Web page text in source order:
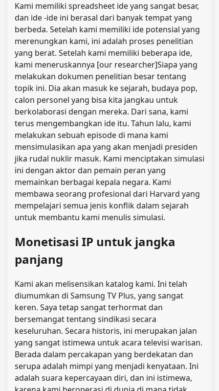
Kami memiliki spreadsheet ide yang sangat besar,
dan ide -ide ini berasal dari banyak tempat yang
berbeda. Setelah kami memiliki ide potensial yang
merenungkan kami, ini adalah proses penelitian
yang berat. Setelah kami memiliki beberapa ide,
kami meneruskannya [our researcher]Siapa yang
melakukan dokumen penelitian besar tentang
topik ini. Dia akan masuk ke sejarah, budaya pop,
calon personel yang bisa kita jangkau untuk
berkolaborasi dengan mereka. Dari sana, kami
terus mengembangkan ide itu. Tahun lalu, kami
melakukan sebuah episode di mana kami
mensimulasikan apa yang akan menjadi presiden
jika rudal nuklir masuk. Kami menciptakan simulasi
ini dengan aktor dan pemain peran yang
memainkan berbagai kepala negara. Kami
membawa seorang profesional dari Harvard yang
mempelajari semua jenis konflik dalam sejarah
untuk membantu kami menulis simulasi.
Monetisasi IP untuk jangka
panjang
Kami akan melisensikan katalog kami. Ini telah
diumumkan di Samsung TV Plus, yang sangat
keren. Saya tetap sangat terhormat dan
bersemangat tentang sindikasi secara
keseluruhan. Secara historis, ini merupakan jalan
yang sangat istimewa untuk acara televisi warisan.
Berada dalam percakapan yang berdekatan dan
serupa adalah mimpi yang menjadi kenyataan. Ini
adalah suara kepercayaan diri, dan ini istimewa,